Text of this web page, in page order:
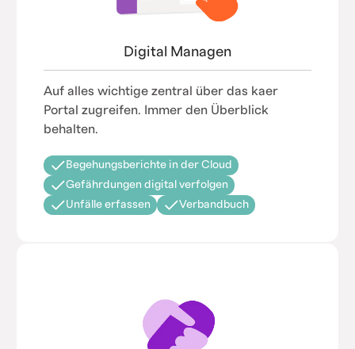
Digital Managen
Auf alles wichtige zentral über das kaer
Portal zugreifen. Immer den Überblick
behalten.
Begehungsberichte in der Cloud
Gefährdungen digital verfolgen
Unfälle erfassen
Verbandbuch